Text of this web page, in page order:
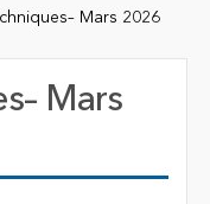
Mars 2026
Mars